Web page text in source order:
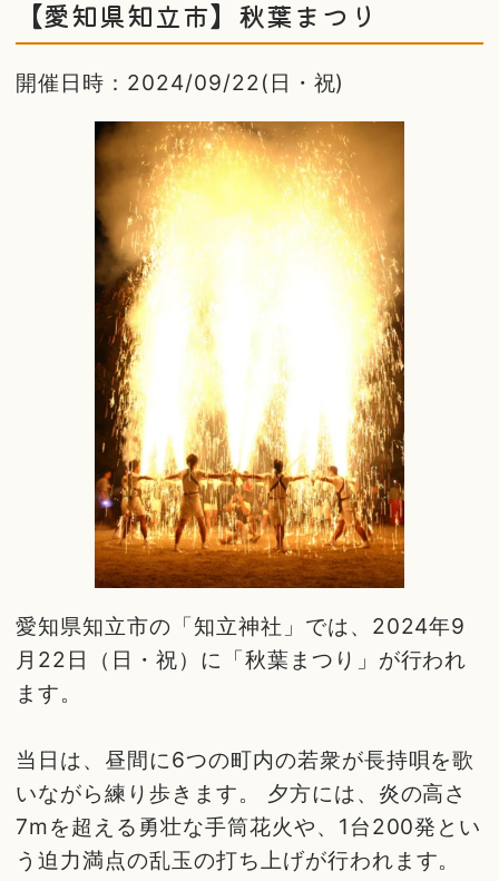
【愛知県知立市】秋葉まつり
開催日時：2024/09/22(日・祝)
愛知県知立市の「知立神社」では、2024年9
月22日（日・祝）に「秋葉まつり」が行われ
ます。
当日は、昼間に6つの町内の若衆が長持唄を歌
いながら練り歩きます。 夕方には、炎の高さ
7mを超える勇壮な手筒花火や、1台200発とい
う迫力満点の乱玉の打ち上げが行われます。